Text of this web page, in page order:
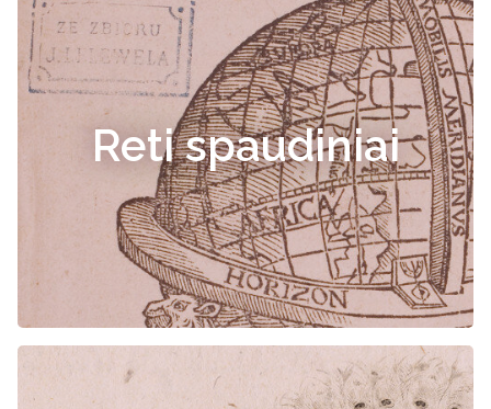
Reti spaudiniai